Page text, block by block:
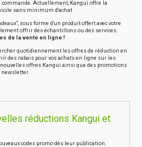
Actuellement, Kangui offre la
sans minimum d'achat
sous forme d'un produit offert avec votre
offrir des échantillons ou des services.
de la vente en ligne !
quotidiennement les offres de réduction en
des rabais pour vos achats en ligne sur les
offres Kangui ainsi que des promotions
newsletter.
réductions Kangui et
codes promo dès leur publication.